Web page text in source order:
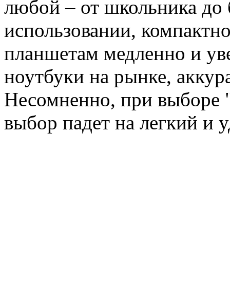
любой – от школьника до
использовании,
планшетам медленно и
ноутбуки на рынке,
Несомненно, при выборе
выбор падет на легкий и